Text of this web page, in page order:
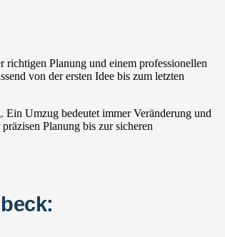
richtigen Planung und einem professionellen
von der ersten Idee bis zum letzten
Umzug bedeutet immer Veränderung und
Planung bis zur sicheren